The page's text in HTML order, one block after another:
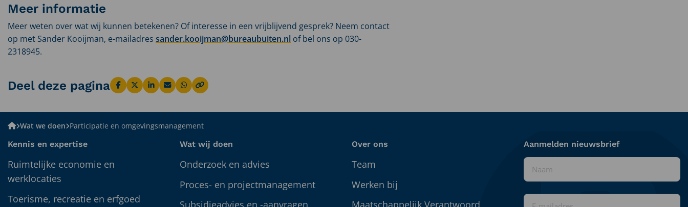
Meer informatie
Meer weten over wat wij kunnen betekenen? Of interesse in een vrijblijvend gesprek? Neem contact
op met Sander Kooijman, e-mailadres sander.kooijman@bureaubuiten.nl of bel ons op 030-
2318945.
Deel deze pagina Deel
via
Deel
via
Deel
via
Deel
via
Deel
via
Bureau
Wat we doen Participatie en omgevingsmanagement
Kennis en expertise
Ruimtelijke economie en
werklocaties
Toerisme, recreatie en erfgoed
Wat wij doen
Onderzoek en advies
Proces- en projectmanagement
Subsidieadvies en -aanvragen
Over ons
Team
Werken bij
Maatschappelijk Verantwoord
Aanmelden nieuwsbrief
Naam
E-